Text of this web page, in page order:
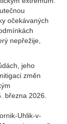
očekávaných
nepřežije,
jeho
změn
března 2026.
Uhlik-v-